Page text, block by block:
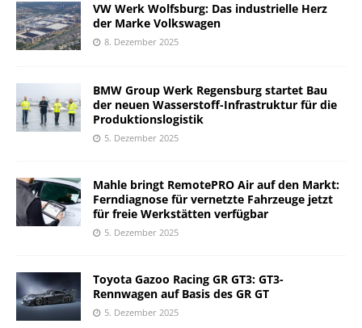
VW Werk Wolfsburg: Das industrielle Herz
der Marke Volkswagen
8. Dezember 2025
BMW Group Werk Regensburg startet Bau
der neuen Wasserstoff-Infrastruktur für die
Produktionslogistik
5. Dezember 2025
Mahle bringt RemotePRO Air auf den Markt:
Ferndiagnose für vernetzte Fahrzeuge jetzt
für freie Werkstätten verfügbar
5. Dezember 2025
Toyota Gazoo Racing GR GT3: GT3-
Rennwagen auf Basis des GR GT
5. Dezember 2025